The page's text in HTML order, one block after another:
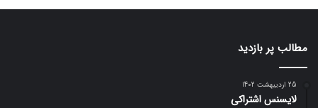
مطالب پر بازدید
25 اردیبهشت 1402
لایسنس اشتراکی